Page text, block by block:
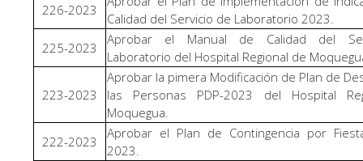
226-2023
Calidad del Servicio de Laboratorio 2023.
225-2023
Aprobar el Manual de Calidad del
Laboratorio del Hospital Regional de
223-2023
Aprobar la pimera Modificación de Plan de
las Personas PDP-2023 del Hospital
Moquegua.
222-2023
Aprobar el Plan de Contingencia por
2023.